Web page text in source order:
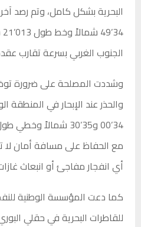
البحرية بشكل كامل، وتم رصد
الجنوب الغربي بسرعة تقارب
وشددت المصلحة على ضرورة
والحذر عند الإبحار في
أي انفجار مفاجئ أو انبعاث
كما دعت المؤسسة الوطنية
للقاطرات البحرية في حقلي